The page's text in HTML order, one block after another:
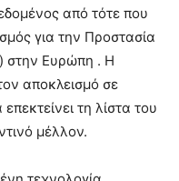
από τότε που
για την Προστασία
στην Ευρώπη . Η
αποκλεισμό σε
τη λίστα του
μέλλον.